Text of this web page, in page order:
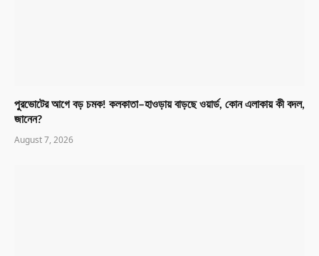
পুরভোটের আগে বড় চমক! কলকাতা–হাওড়ায় বাড়ছে ওয়ার্ড, কোন এলাকায় কী বদল,
জানেন?
August 7, 2026